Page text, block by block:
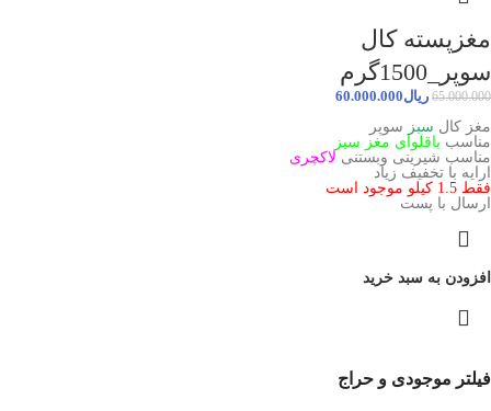
فیلتر موجودی و حراج
مغزپسته کال
سوپر_1500گرم
65.000.000 ریال60.000.000
مغز کال سبز سوپر
مناسب باقلوای مغز سبز
مناسب شیرینی وبستنی لاکچری
ارایه با تخفیف زیاد
فقط 1.5 کیلو موجود است
ارسال با پست
افزودن به سبد خرید